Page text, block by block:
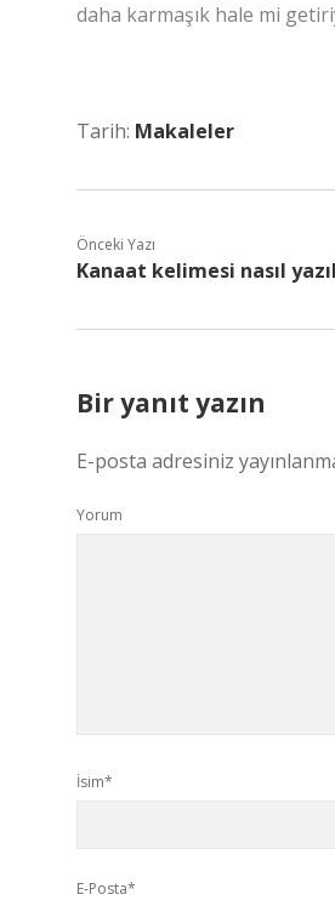
daha karmaşık hale mi
Tarih: Makaleler
Önceki Yazı
Kanaat kelimesi nasıl
Bir yanıt yazın
E-posta adresiniz
Yorum
İsim*
E-Posta*